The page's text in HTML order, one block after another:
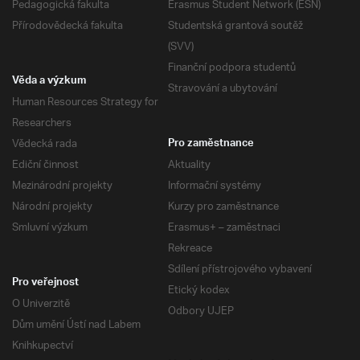
Pedagogická fakulta
Přírodovědecká fakulta
Erasmus Student Network (ESN)
Studentská grantová soutěž
(SVV)
Finanční podpora studentů
Stravování a ubytování
Věda a výzkum
Human Resources Strategy for
Researchers
Vědecká rada
Ediční činnost
Mezinárodní projekty
Národní projekty
Smluvní výzkum
Pro zaměstnance
Aktuality
Informační systémy
Kurzy pro zaměstnance
Erasmus+ – zaměstnaci
Rekreace
Sdílení přístrojového vybavení
Etický kodex
Odbory UJEP
Pro veřejnost
O Univerzitě
Dům umění Ústí nad Labem
Knihkupectví